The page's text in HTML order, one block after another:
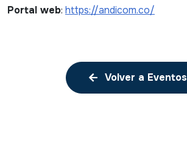
Portal web: https://andicom.co/
Volver a Eventos